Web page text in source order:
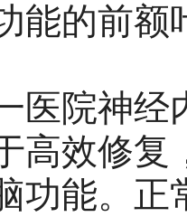
能的前额
医院神经
高效修复
功能。正